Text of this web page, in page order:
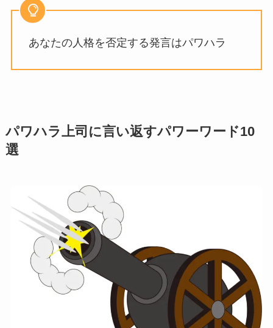
あなたの人格を否定する発言はパワハラ
パワハラ上司に言い返すパワーワード10
選